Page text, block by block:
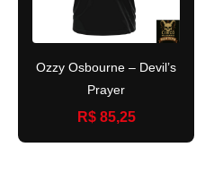
Ozzy Osbourne – Devil’s
Prayer
R$ 85,25